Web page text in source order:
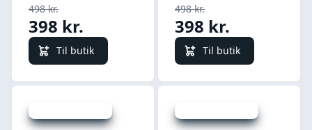
498 kr.
398 kr.
Til butik
498 kr.
398 kr.
Til butik